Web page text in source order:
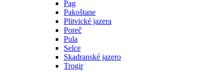
Pag
Pakoštane
Plitvické jazera
Poreč
Pula
Selce
Skadranské jazero
Trogir